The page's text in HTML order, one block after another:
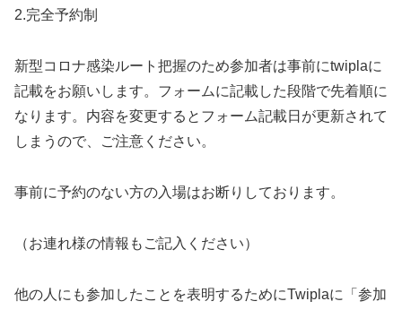
2.完全予約制
新型コロナ感染ルート把握のため参加者は事前にtwiplaに
記載をお願いします。フォームに記載した段階で先着順に
なります。内容を変更するとフォーム記載日が更新されて
しまうので、ご注意ください。
事前に予約のない方の入場はお断りしております。
（お連れ様の情報もご記入ください）
他の人にも参加したことを表明するためにTwiplaに「参加